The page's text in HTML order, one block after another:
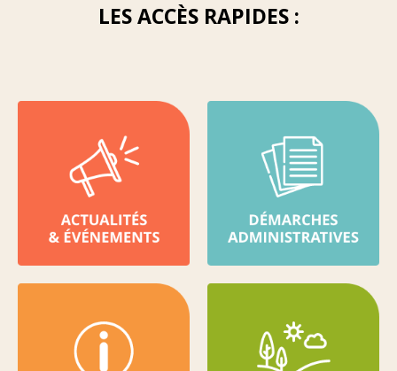
LES ACCÈS RAPIDES :